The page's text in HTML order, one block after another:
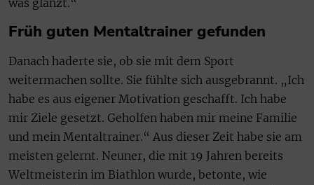
Früh guten Mentaltrainer gefunden
Danach haderte sie, ob sie mit dem Sport
weitermachen sollte. Sie fühlte sich ausgebrannt. „Ich
habe es aus eigener Motivation geschafft. Ich habe
mir Ziele gesetzt. Geholfen haben mir meine Familie
und mein Mentaltrainer.“ Aus dieser Zeit habe sie am
meisten gelernt. Neuner, die mit 19 Jahren bereits
Weltmeisterin im Biathlon wurde, betonte, wie